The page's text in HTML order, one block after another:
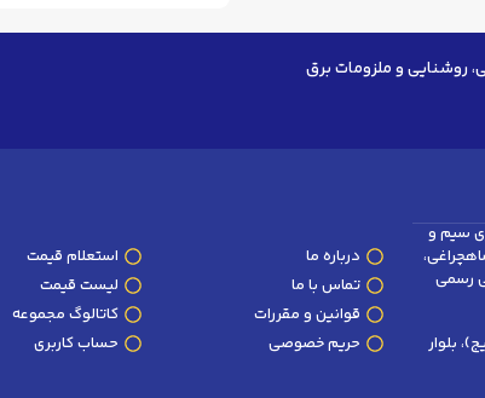
روشنایی و ملزومات برق
سیم و
(نمایندگی رسمی
بلوار
درباره ما
تماس با ما
قوانین و مقررات
حریم خصوصی
استعلام قیمت
لیست قیمت
کاتالوگ مجموعه
حساب کاربری